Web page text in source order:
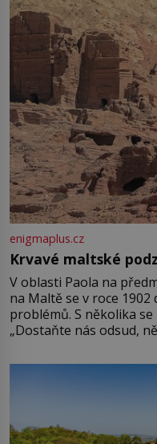
enigmaplus.cz
Krvavé maltské
V oblasti Paola na
na Maltě se v roce
problémů. S několika
„Dostaňte nás odsud,